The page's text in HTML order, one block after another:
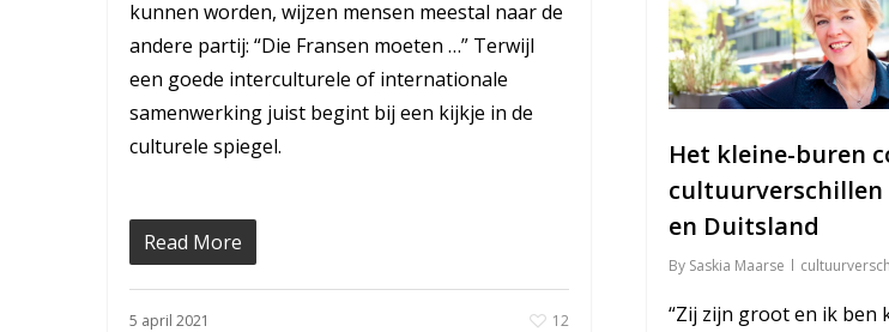
kunnen worden, wijzen mensen meestal naar de
andere partij: “Die Fransen moeten …” Terwijl
een goede interculturele of internationale
samenwerking juist begint bij een kijkje in de
culturele spiegel.
Read More
5 april 2021 12
Het kleine-buren
cultuurverschillen
en Duitsland
By Saskia Maarse
“Zij zijn groot en ik ben